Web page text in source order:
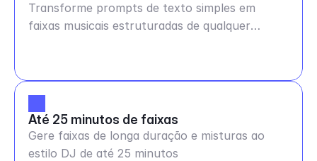
Transforme prompts de texto simples em
faixas musicais estruturadas de qualquer
Até 25 minutos de faixas
Gere faixas de longa duração e misturas ao
estilo DJ de até 25 minutos